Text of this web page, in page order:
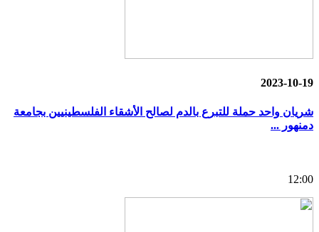
2023-10-19
شريان واحد حملة للتبرع بالدم لصالح الأشقاء الفلسطينيين بجامعة
دمنهور ...
12:00